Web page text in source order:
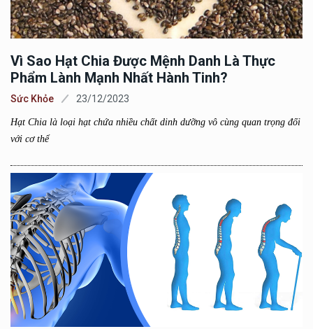
Vì Sao Hạt Chia Được Mệnh Danh Là Thực
Phẩm Lành Mạnh Nhất Hành Tinh?
Sức Khỏe 23/12/2023
Hạt Chia là loại hạt chứa nhiều chất dinh dưỡng vô cùng quan trọng đối
với cơ thể